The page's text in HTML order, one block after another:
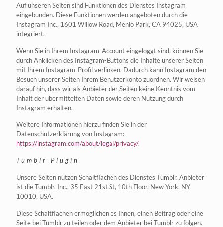
Auf unseren Seiten sind Funktionen des Dienstes Instagram
eingebunden. Diese Funktionen werden angeboten durch die
Instagram Inc., 1601 Willow Road, Menlo Park, CA 94025, USA
integriert.
Wenn Sie in Ihrem Instagram-Account eingeloggt sind, können Sie
durch Anklicken des Instagram-Buttons die Inhalte unserer Seiten
mit Ihrem Instagram-Profil verlinken. Dadurch kann Instagram den
Besuch unserer Seiten Ihrem Benutzerkonto zuordnen. Wir weisen
darauf hin, dass wir als Anbieter der Seiten keine Kenntnis vom
Inhalt der übermittelten Daten sowie deren Nutzung durch
Instagram erhalten.
Weitere Informationen hierzu finden Sie in der
Datenschutzerklärung von Instagram:
https://instagram.com/about/legal/privacy/.
Tumblr Plugin
Unsere Seiten nutzen Schaltflächen des Dienstes Tumblr. Anbieter
ist die Tumblr, Inc., 35 East 21st St, 10th Floor, New York, NY
10010, USA.
Diese Schaltflächen ermöglichen es Ihnen, einen Beitrag oder eine
Seite bei Tumblr zu teilen oder dem Anbieter bei Tumblr zu folgen.